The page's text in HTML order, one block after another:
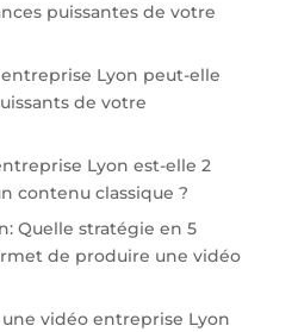
puissantes de votre
Lyon peut-elle
de votre
Lyon est-elle 2
contenu classique ?
Quelle stratégie en 5
de produire une vidéo
une vidéo entreprise Lyon